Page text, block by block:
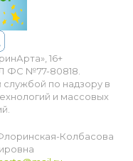
16+
ФС №77-80818.
по надзору в
и массовых
Колбасова